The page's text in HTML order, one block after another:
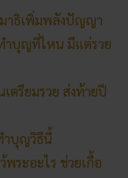
ระอะไร ช่วยเกื้อ